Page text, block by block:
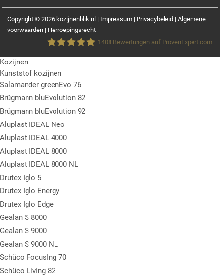
Copyright © 2026 kozijnenblik.nl | Impressum | Privacybeleid | Algemene
voorwaarden | Herroepingsrecht
Fensterblick GmbH &Co.KG
1408Bewertungen auf ProvenExpert.com
Kozijnen
Kunststof kozijnen
Salamander greenEvo 76
Brügmann bluEvolution 82
Brügmann bluEvolution 92
Aluplast IDEAL Neo
Aluplast IDEAL 4000
Aluplast IDEAL 8000
Aluplast IDEAL 8000 NL
Drutex Iglo 5
Drutex Iglo Energy
Drutex Iglo Edge
Gealan S 8000
Gealan S 9000
Gealan S 9000 NL
Schüco FocusIng 70
Schüco LivIng 82